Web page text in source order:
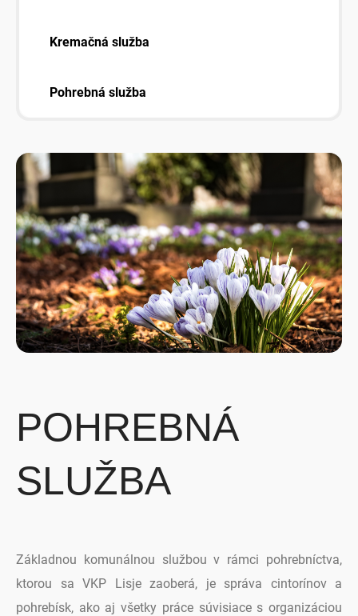
Kremačná služba
Pohrebná služba
POHREBNÁ
SLUŽBA
Základnou komunálnou službou v rámci pohrebníctva,
ktorou sa VKP Lisje zaoberá, je správa cintorínov a
pohrebísk, ako aj všetky práce súvisiace s organizáciou